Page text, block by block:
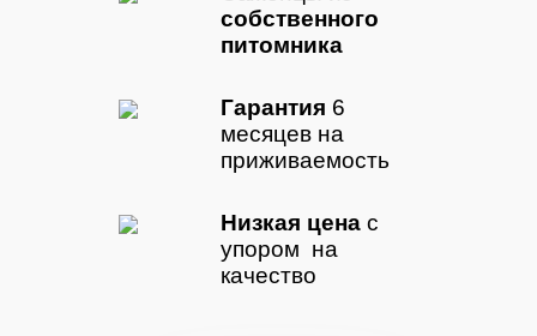
собственного
питомника
Гарантия 6
месяцев на
приживаемость
Низкая цена с
упором на
качество